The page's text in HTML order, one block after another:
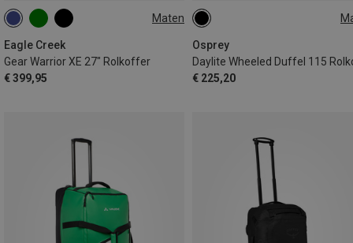
Maten
Eagle Creek
Gear Warrior XE 27" Rolkoffer
€ 399,95
66L
Osprey
€ 225,20
115L